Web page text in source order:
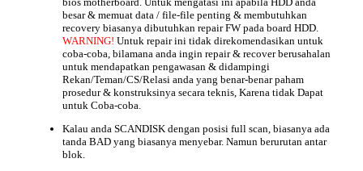
besar & memuat data / file-file penting & membutuhkan
recovery biasanya dibutuhkan repair FW pada board HDD.
WARNING! Untuk repair ini tidak direkomendasikan untuk
coba-coba, bilamana anda ingin repair & recover berusahalan
untuk mendapatkan pengawasan & didampingi
Rekan/Teman/CS/Relasi anda yang benar-benar paham
prosedur & konstruksinya secara teknis, Karena tidak Dapat
untuk Coba-coba.
Kalau anda SCANDISK dengan posisi full scan, biasanya ada
tanda BAD yang biasanya menyebar. Namun berurutan antar
blok.